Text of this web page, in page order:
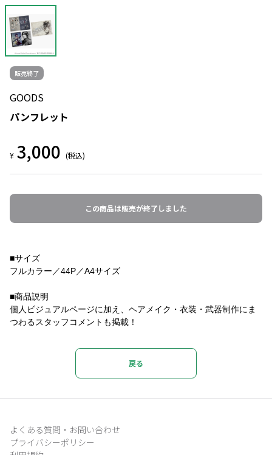
販売終了
GOODS
パンフレット
¥ 3,000 (税込)
この商品は販売が終了しました
■サイズ
フルカラー／44P／A4サイズ
■商品説明
個人ビジュアルページに加え、ヘアメイク・衣装・武器制作にま
つわるスタッフコメントも掲載！
戻る
よくある質問・お問い合わせ
プライバシーポリシー